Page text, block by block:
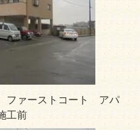
ァーストコート アパ
工前